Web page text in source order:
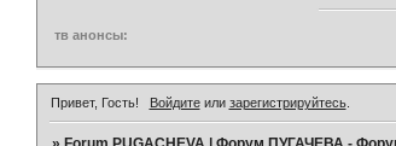
тв анонсы:
Привет, Гость! Войдитеили зарегистрируйтесь.